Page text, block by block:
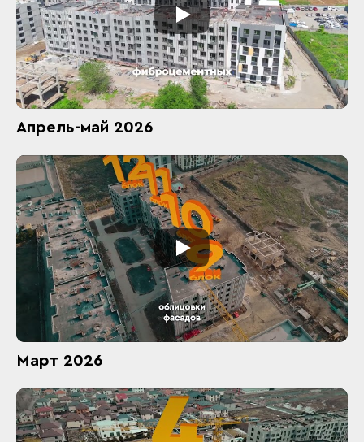
Апрель-май 2026
Март 2026